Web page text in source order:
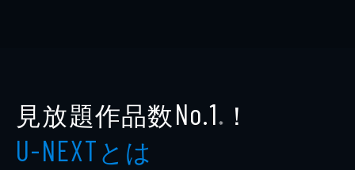
見放題作品数No.1 ※ ！
U-NEXTとは